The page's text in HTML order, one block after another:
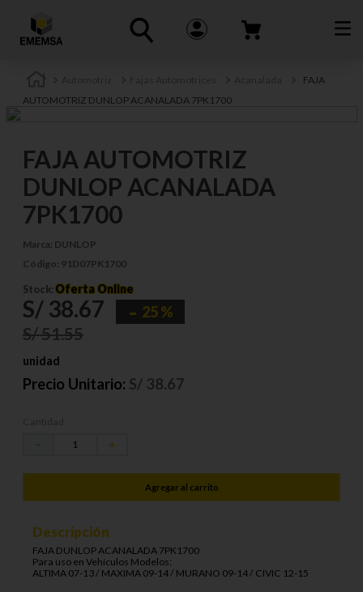
FAJA
AUTOMOTRIZ DUNLOP ACANALADA 7PK1700
FAJA AUTOMOTRIZ
DUNLOP ACANALADA
7PK1700
Marca: DUNLOP
Código: 91D07PK1700
Stock: Oferta Online
S/ 38.67 25 %
S/51.55
unidad
Precio Unitario: S/ 38.67
＋
Agregar al carrito
Descripción
FAJA DUNLOP ACANALADA 7PK1700
Para uso en Vehículos Modelos:
ALTIMA 07-13 / MAXIMA 09-14 / MURANO 09-14 / CIVIC 12-15